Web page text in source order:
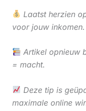
Laatst herzien
voor jouw inkomen.
Artikel opnieuw
= macht.
Deze tip is
maximale online